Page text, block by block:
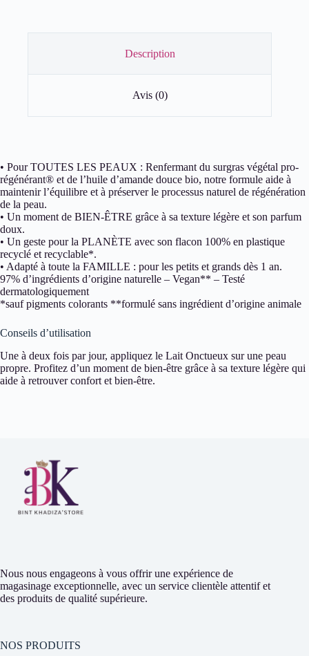
Description
Avis (0)
• Pour TOUTES LES PEAUX : Renfermant du surgras végétal pro-
régénérant® et de l’huile d’amande douce bio, notre formule aide à
maintenir l’équilibre et à préserver le processus naturel de régénération
de la peau.
• Un moment de BIEN-ÊTRE grâce à sa texture légère et son parfum
doux.
• Un geste pour la PLANÈTE avec son flacon 100% en plastique
recyclé et recyclable*.
• Adapté à toute la FAMILLE : pour les petits et grands dès 1 an.
97% d’ingrédients d’origine naturelle – Vegan** – Testé
dermatologiquement
*sauf pigments colorants **formulé sans ingrédient d’origine animale
Conseils d’utilisation
Une à deux fois par jour, appliquez le Lait Onctueux sur une peau
propre. Profitez d’un moment de bien-être grâce à sa texture légère qui
aide à retrouver confort et bien-être.
Nous nous engageons à vous offrir une expérience de
magasinage exceptionnelle, avec un service clientèle attentif et
des produits de qualité supérieure.
NOS PRODUITS